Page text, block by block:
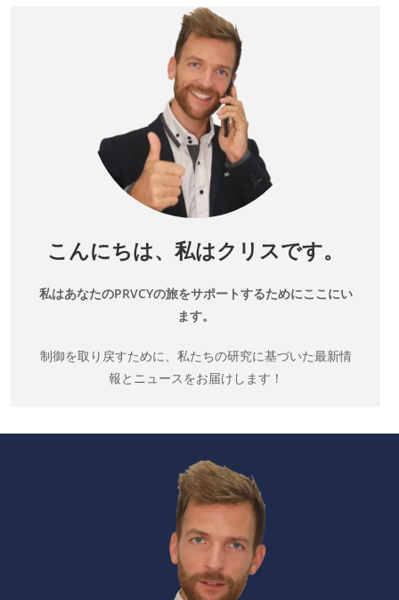
こんにちは、私はクリスです。
私はあなたのPRVCYの旅をサポートするためにここにい
ます。
制御を取り戻すために、私たちの研究に基づいた最新情
報とニュースをお届けします！